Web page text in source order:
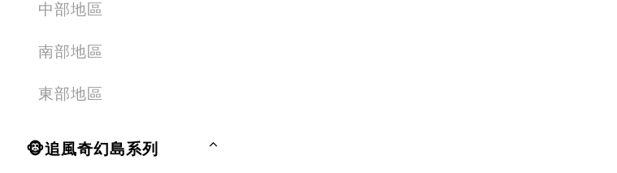
中部地區
南部地區
東部地區
🐵追風奇幻島系列